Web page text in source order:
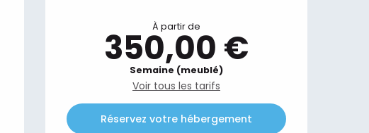
Ouverture et coordonnées
À partir de
350,00 €
Semaine (meublé)
Voir tous les tarifs
Réservez votre hébergement